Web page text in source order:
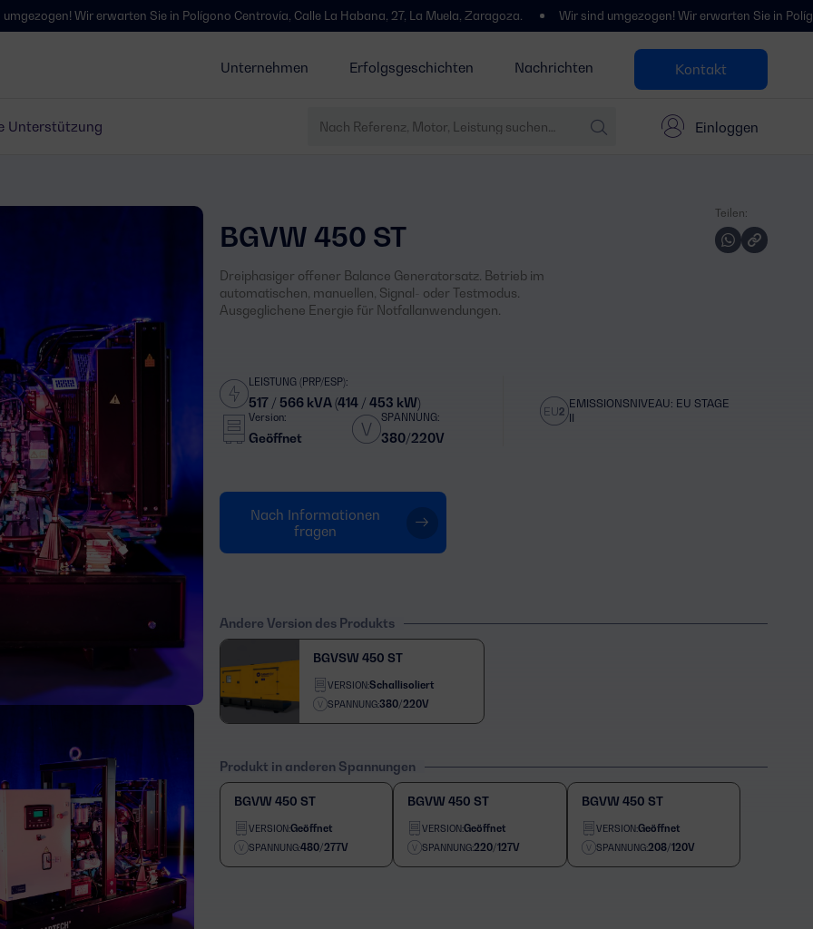
Unternehmen Erfolgsgeschichten Nachrichten Kontakt
Unterstützung Einloggen
erwarten Sie in Polígono Centrovía, Calle La Habana, 27, La Muela, Zaragoza. Wir sind umgezogen! Wir erwarten Sie in Polígono
Teilen:
BGVW 450 ST
Dreiphasiger offener Balance Generatorsatz. Betrieb im
automatischen, manuellen, Signal- oder Testmodus.
Ausgeglichene Energie für Notfallanwendungen.
LEISTUNG (PRP/ESP):
517 / 566 kVA (414 / 453 kW)
Version:
Geöffnet
SPANNUNG:
380/220V
EMISSIONSNIVEAU: EU STAGE
II
Nach Informationen
fragen
Andere Version des Produkts
BGVSW 450 ST
VERSION:Schallisoliert
SPANNUNG:380/220V
Produkt in anderen Spannungen
BGVW 450 ST
VERSION:Geöffnet
SPANNUNG:480/277V
BGVW 450 ST
VERSION:Geöffnet
SPANNUNG:220/127V
BGVW 450 ST
VERSION:Geöffnet
SPANNUNG:208/120V